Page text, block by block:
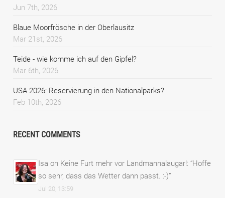
Jun 7th, 2026
Blaue Moorfrösche in der Oberlausitz
Mar 21st, 2026
Teide - wie komme ich auf den Gipfel?
Mar 6th, 2026
USA 2026: Reservierung in den Nationalparks?
Feb 10th, 2026
RECENT COMMENTS
Isa on Keine Furt mehr vor Landmannalaugar!: “Hoffe
so sehr, dass das Wetter dann passt. :-)”
Jul 20, 13:59